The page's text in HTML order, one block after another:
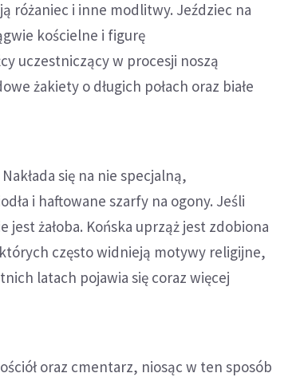
różaniec i inne modlitwy. Jeździec na
kościelne i figurę
uczestniczący w procesji noszą
żakiety o długich połach oraz białe
się na nie specjalną,
i haftowane szarfy na ogony. Jeśli
żałoba. Końska uprząż jest zdobiona
często widnieją motywy religijne,
latach pojawia się coraz więcej
oraz cmentarz, niosąc w ten sposób